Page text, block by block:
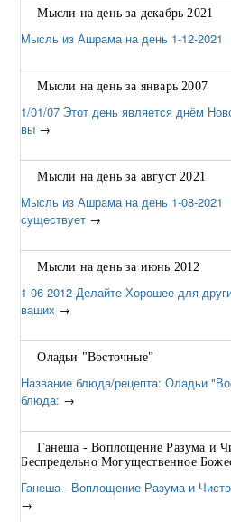
Мысли на день за декабрь 2021
Мысль из Ашрама на день 1-12-2021
Мысли на день за январь 2007
1/01/07 Этот день является днём
вы →
Мысли на день за август 2021
Мысль из Ашрама на день 1-08-
существует →
Мысли на день за июнь 2012
1-06-2012 Делайте Хорошее для
ваших →
Оладьи "Восточные"
Название блюда/рецепта: Оладьи
блюда: →
Ганеша - Воплощение Разума и
Беспредельно Могущественное
Ганеша - Воплощение Разума и
→